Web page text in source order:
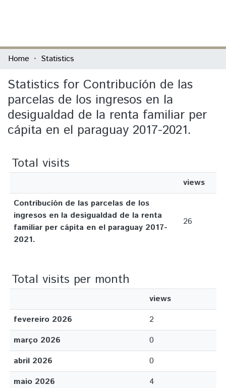
Communities & Collections
All of DSpace
Home Statistics
Statistics for Contribucíón de las
parcelas de los ingresos en la
desigualdad de la renta familiar per
cápita en el paraguay 2017-2021.
Total visits
views
Contribucíón de las parcelas de los
ingresos en la desigualdad de la renta
familiar per cápita en el paraguay 2017-
2021.
26
Total visits per month
views
fevereiro 2026
2
março 2026
0
abril 2026
0
maio 2026
4